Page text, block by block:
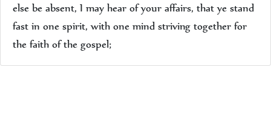
else be absent, I may hear of your affairs, that ye stand
fast in one spirit, with one mind striving together for
the faith of the gospel;